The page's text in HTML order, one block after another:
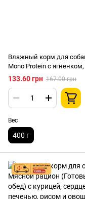
Влажный корм для
Mono Protein с ягненком,
133.60 грн 167.00 грн
Вес
400 г